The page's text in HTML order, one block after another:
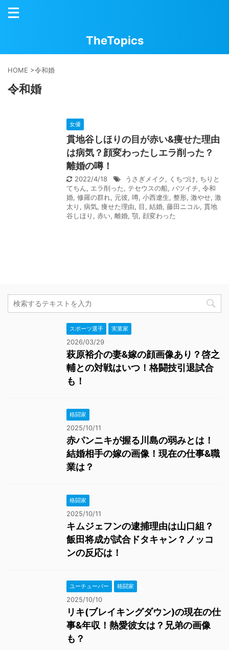
TheTopics
HOME >令和婚
令和婚
女優
貫地谷しほりの目が赤い&痩せた理由
は病気？顔変わったしエラ削った？
離婚の噂！
2022/4/18 うさぎメイク, くちづけ, ちりと
てちん, エラ削った, テセウスの船, バツイチ, 令和
婚, 修羅の群れ, 元彼, 噂, 小西遼生, 整形, 激やせ, 激
太り , 病気, 痩せた理由, 目, 結婚, 藤田ニコル, 貫地
谷しほり , 赤い, 離婚, 顎, 顔変わった
スポーツ選手 実業家
2026/03/29
萩原裕介の妻&嫁の顔画像あり？啓之
輔との対戦はいつ！格闘技引退試合
も！
格闘家
2025/10/11
赤パンニキが握る川島の弱みとは！
結婚相手の嫁の画像！現在の仕事&職
業は？
格闘家
2025/10/11
キムジェフンの逮捕理由は山口組？
飯田将成が試合ドタキャン？ノッコ
ンの反応は！
ユーチューバー 格闘家
2025/10/10
リキ(ブレイキングダウン)の現在の仕
事&年収！熱愛彼女は？兄弟の画像
も？